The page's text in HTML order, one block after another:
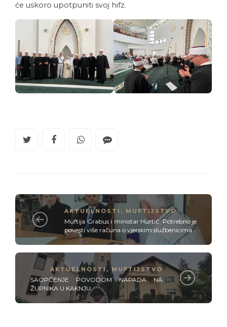
će uskoro upotpuniti svoj hifz.
AKTUELNOSTI , MUFTIJSTVO
Muftija Grabus i ministar Hurtić: Potrebno je
povesti više računa o vjerskim službenicima
AKTUELNOSTI,MUFTIJSTVO
SAOPĆENJE POVODOM NAPADA NA
ŽUPNIKA U KAKNJU